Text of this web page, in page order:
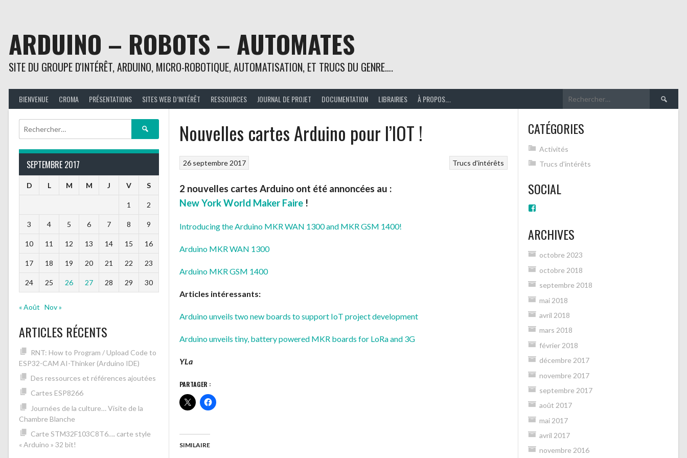
ARDUINO – ROBOTS – AUTOMATES
SITE DU GROUPE D'INTÉRÊT, ARDUINO, MICRO-ROBOTIQUE, AUTOMATISATION, ET TRUCS DU GENRE….
BIENVENUE CROMA PRÉSENTATIONS SITES WEB D’INTÉRÊT RESSOURCES JOURNAL DE PROJET DOCUMENTATION LIBRAIRIES À PROPOS….
Nouvelles cartes Arduino pour l’IOT !
Trucs d'intérêts
26 septembre 2017
2 nouvelles cartes Arduino ont été annoncées au :
New York World Maker Faire !
Introducing the Arduino MKR WAN 1300 and MKR GSM 1400!
Arduino MKR WAN 1300
Arduino MKR GSM 1400
Articles intéressants:
Arduino unveils two new boards to support IoT project development
Arduino unveils tiny, battery powered MKR boards for LoRa and 3G
YLa
PARTAGER :
SIMILAIRE
Rechercher :
SEPTEMBRE 2017
D L M M J V S
1 2
3 4 5 6 7 8 9
10 11 12 13 14 15 16
17 18 19 20 21 22 23
24 25 26 27 28 29 30
« Août Nov »
ARTICLES RÉCENTS
RNT: How to Program / Upload Code to
ESP32-CAM AI-Thinker (Arduino IDE)
Des ressources et références ajoutées
Cartes ESP8266
Journées de la culture… Visite de la
Chambre Blanche
Carte STM32F103C8T6…. carte style
« Arduino » 32 bit!
CATÉGORIES
Activités
Trucs d'intérêts
SOCIAL
Voir
de
groups/1887954808091353/?
sur
Facebook
ARCHIVES
octobre 2023
octobre 2018
septembre 2018
mai 2018
avril 2018
mars 2018
février 2018
décembre 2017
novembre 2017
septembre 2017
août 2017
mai 2017
avril 2017
novembre 2016